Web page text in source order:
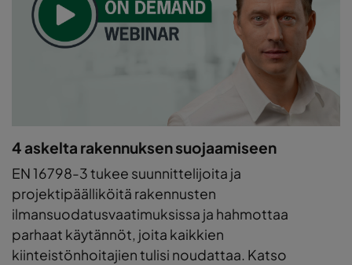
4 askelta rakennuksen suojaamiseen
EN 16798-3 tukee suunnittelijoita ja
projektipäälliköitä rakennusten
ilmansuodatusvaatimuksissa ja hahmottaa
parhaat käytännöt, joita kaikkien
kiinteistönhoitajien tulisi noudattaa. Katso